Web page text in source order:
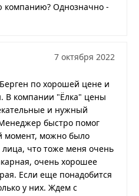
компанию? Однозначно -
7 октября 2022
по хорошей цене и
В компании "Ёлка" цены
и нужный
быстро помог
момент, можно было
что тоже меня очень
очень хорошее
Если еще понадобится
у них. Ждем с